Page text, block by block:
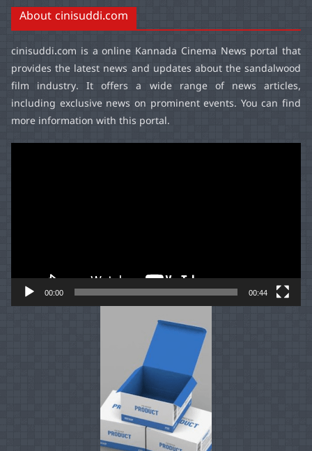
About cinisuddi.com
cinisuddi.com is a online Kannada Cinema News portal that
provides the latest news and updates about the sandalwood
film industry. It offers a wide range of news articles,
including exclusive news on prominent events. You can find
more information with this portal.
00:00 00:44